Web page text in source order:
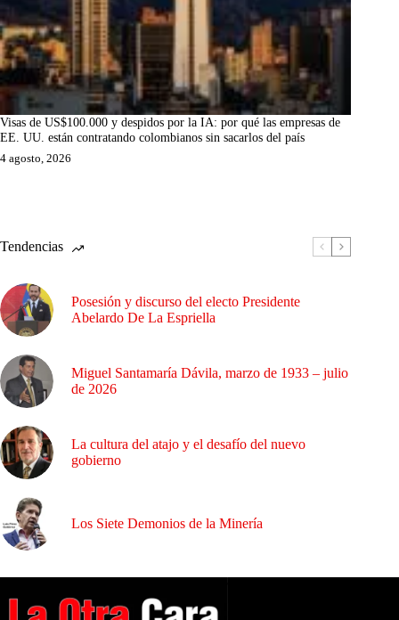
Visas de US$100.000 y despidos por la IA: por qué las empresas de
EE. UU. están contratando colombianos sin sacarlos del país
4 agosto, 2026
Tendencias
Posesión y discurso del electo Presidente
Abelardo De La Espriella
Miguel Santamaría Dávila, marzo de 1933 – julio
de 2026
La cultura del atajo y el desafío del nuevo
gobierno
Los Siete Demonios de la Minería